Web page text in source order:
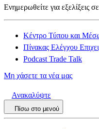
Ενημερωθείτε για εξελίξεις
Κέντρο Τύπου και
Πίνακας Ελέγχου
Podcast Trade Talk
Μη χάσετε τα νέα μας
Ανακαλύψτε
Πίσω στο μενού